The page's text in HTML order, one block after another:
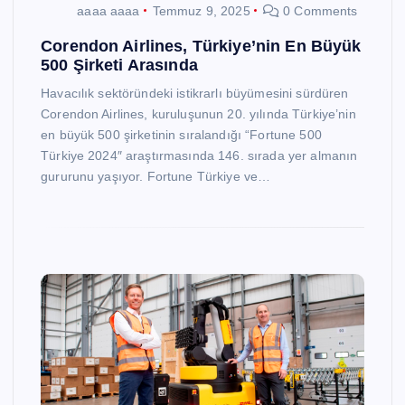
aaaa aaaa Temmuz 9, 2025 0 Comments
Corendon Airlines, Türkiye’nin En Büyük
500 Şirketi Arasında
Havacılık sektöründeki istikrarlı büyümesini sürdüren
Corendon Airlines, kuruluşunun 20. yılında Türkiye’nin
en büyük 500 şirketinin sıralandığı “Fortune 500
Türkiye 2024″ araştırmasında 146. sırada yer almanın
gururunu yaşıyor. Fortune Türkiye ve…